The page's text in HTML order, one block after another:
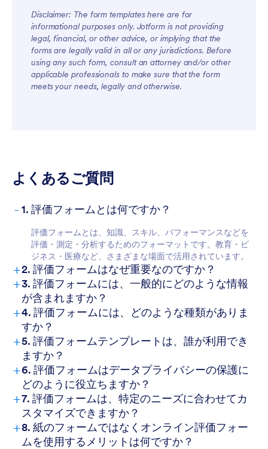
Disclaimer: The form templates here are for
informational purposes only. Jotform is not providing
legal, financial, or other advice, or implying that the
forms are legally valid in all or any jurisdictions. Before
using any such form, consult an attorney and/or other
applicable professionals to make sure that the form
meets your needs, legally and otherwise.
よくあるご質問
- 1. 評価フォームとは何ですか？
評価フォームとは、知識、スキル、パフォーマンスなどを
評価・測定・分析するためのフォーマットです。教育・ビ
ジネス・医療など、さまざまな場面で活用されています。
+2. 評価フォームはなぜ重要なのですか？
+3. 評価フォームには、一般的にどのような情報
が含まれますか？
+4. 評価フォームには、どのような種類がありま
すか？
+5. 評価フォームテンプレートは、誰が利用でき
ますか？
+6. 評価フォームはデータプライバシーの保護に
どのように役立ちますか？
+7. 評価フォームは、特定のニーズに合わせてカ
スタマイズできますか？
+8. 紙のフォームではなくオンライン評価フォー
ムを使用するメリットは何ですか？